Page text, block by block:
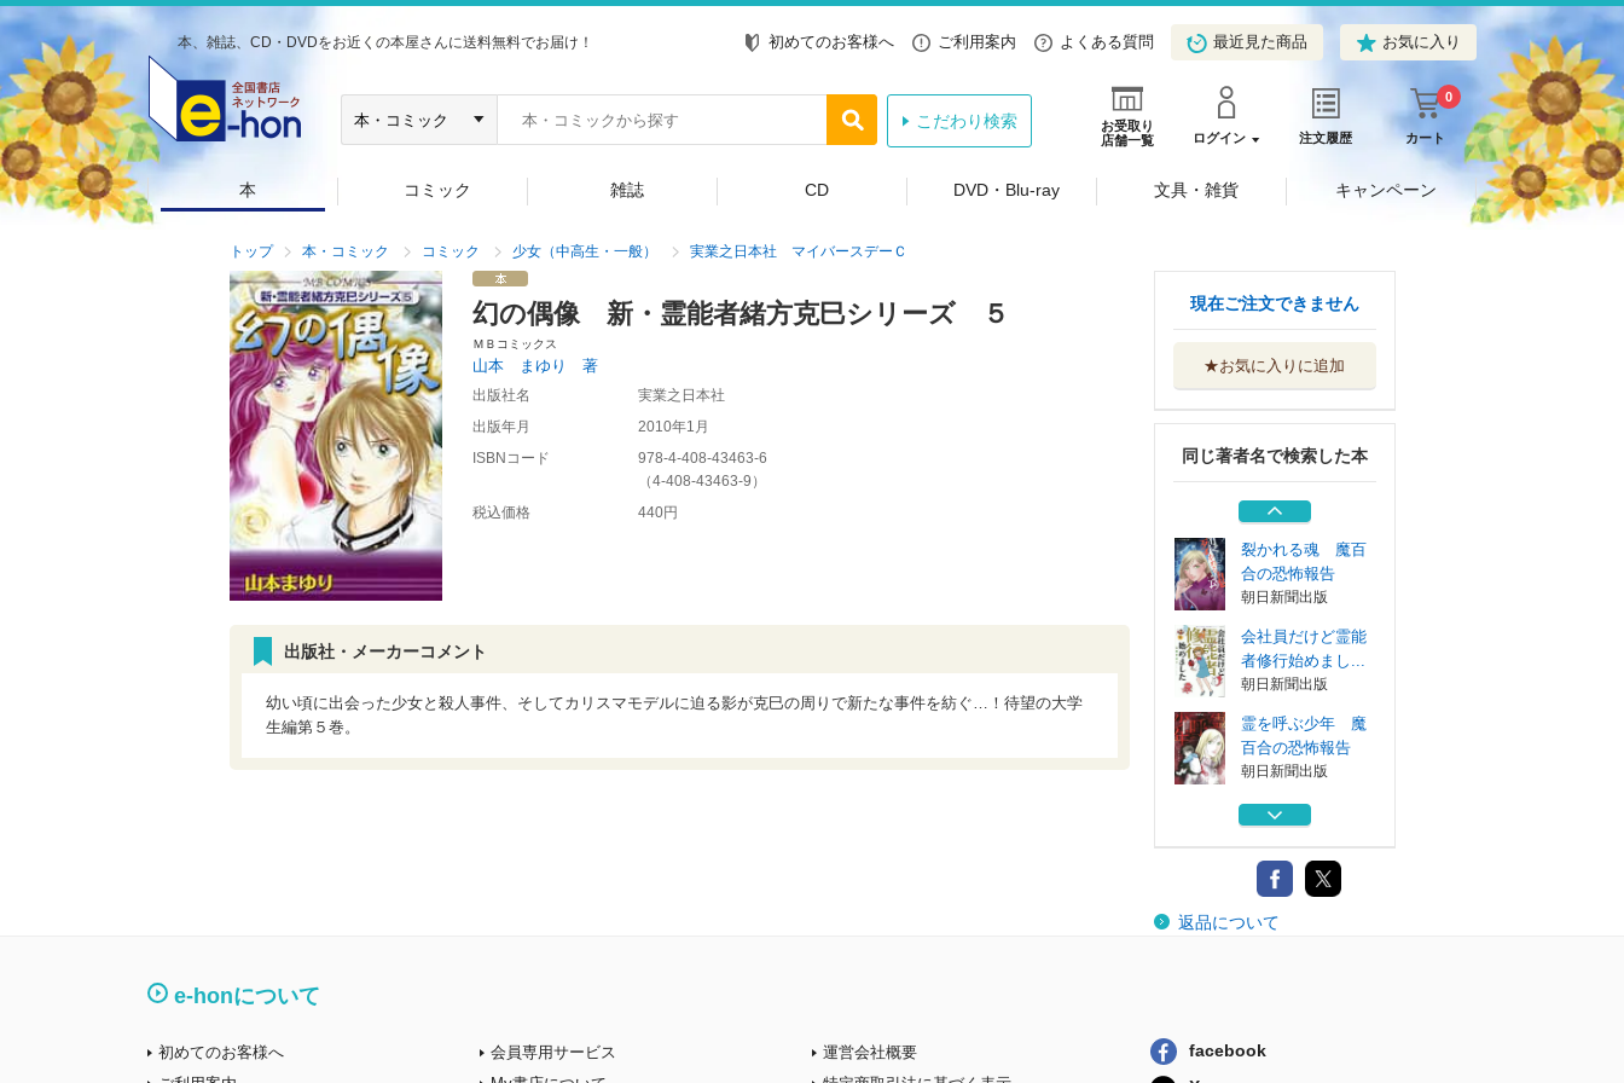
本、雑誌、CD・DVDをお近くの本屋さんに送料無料でお届け！ 初めてのお客様へ ご利用案内 よくある質問 最近見た商品 お気に入り
お受取り
店舗一覧
ログイン 注文履歴 カート
0
こだわり検索
本 コミック 雑誌 CD DVD・Blu-ray 文具・雑貨 キャンペーン
トップ 本・コミック コミック 少女（中高生・一般） 実業之日本社 マイバースデーＣ
幻の偶像 新・霊能者緒方克巳シリーズ ５
ＭＢコミックス
山本 まゆり 著
出版社名
実業之日本社
出版年月
2010年1月
ISBNコード
978-4-408-43463-6
（4-408-43463-9 ）
税込価格
440円
出版社・メーカーコメント
幼い頃に出会った少女と殺人事件、そしてカリスマモデルに迫る影が克巳の周りで新たな事件を紡ぐ…！待望の大学
生編第５巻。
現在ご注文できません
★お気に入りに追加
同じ著者名で検索した本
百合の恐怖報告
悪縁切り 魔百合
朝日新聞出版
会社員だけど霊能
者修行始めまし...
朝日新聞出版
裂かれる魂 魔百
合の恐怖報告
朝日新聞出版
会社員だけど霊能
者修行始めまし...
朝日新聞出版
霊を呼ぶ少年 魔
百合の恐怖報告
朝日新聞出版
悪縁切り 魔百合
朝日新聞出版
会社員だけど霊能
者修行始めまし...
返品について
e-honについて
初めてのお客様へ
会員専用サービス
運営会社概要
facebook